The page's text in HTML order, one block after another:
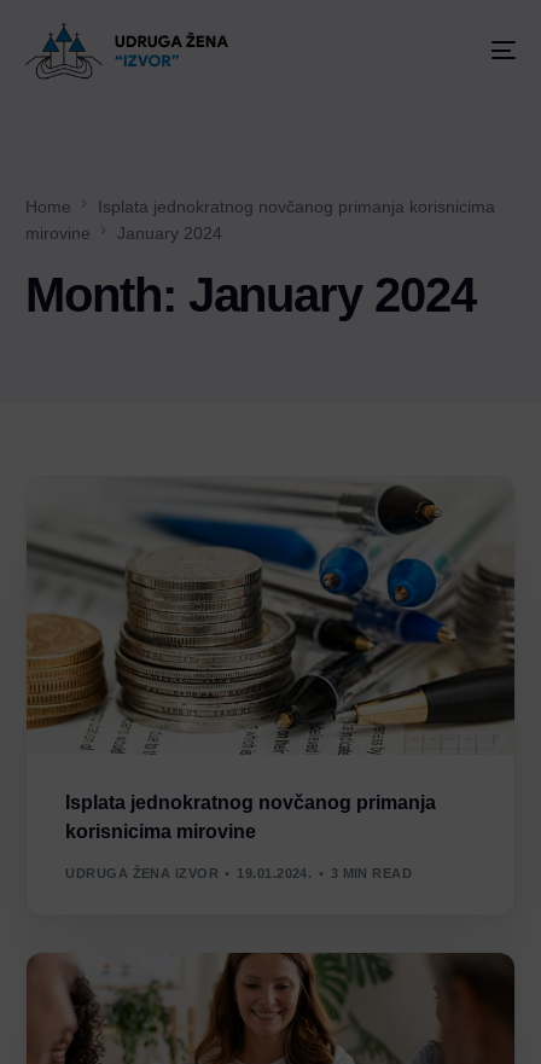
Home
Isplata jednokratnog novčanog primanja korisnicima
mirovine
January 2024
Month: January 2024
Isplata jednokratnog novčanog primanja
korisnicima mirovine
UDRUGA ŽENA IZVOR 19.01.2024. 3 MIN READ